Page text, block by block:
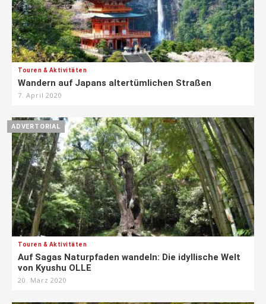
Touren & Aktivitäten
Wandern auf Japans altertümlichen Straßen
7. April 2020
ADVERTORIAL
Touren & Aktivitäten
Auf Sagas Naturpfaden wandeln: Die idyllische Welt
von Kyushu OLLE
20. März 2020